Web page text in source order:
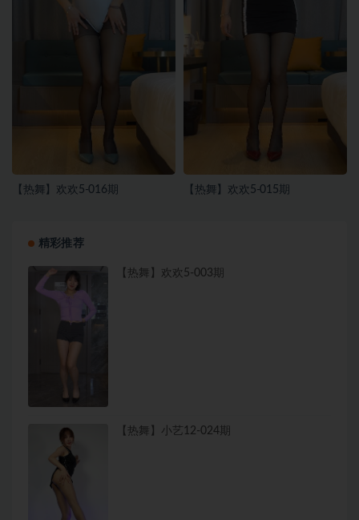
【热舞】欢欢5-016期 【热舞】欢欢5-015期
精彩推荐
【热舞】欢欢5-003期
【热舞】小艺12-024期